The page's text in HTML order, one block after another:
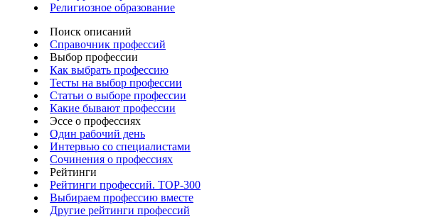
Религиозное образование
Поиск описаний
Справочник профессий
Выбор профессии
Как выбрать профессию
Тесты на выбор профессии
Статьи о выборе профессии
Какие бывают профессии
Эссе о профессиях
Один рабочий день
Интервью со специалистами
Сочинения о профессиях
Рейтинги
Рейтинги профессий. TOP-300
Выбираем профессию вместе
Другие рейтинги профессий